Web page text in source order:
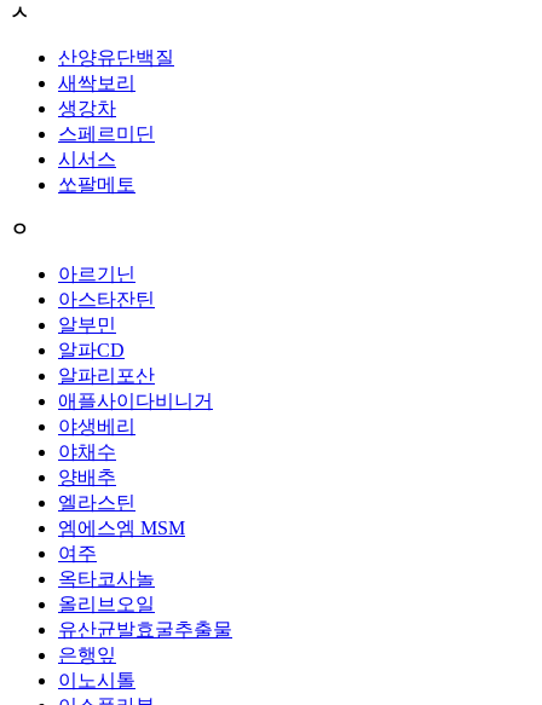
ㅅ
산양유단백질
새싹보리
생강차
스페르미딘
시서스
쏘팔메토
ㅇ
아르기닌
아스타잔틴
알부민
알파CD
알파리포산
애플사이다비니거
야생베리
야채수
양배추
엘라스틴
엠에스엠 MSM
여주
옥타코사놀
올리브오일
유산균발효굴추출물
은행잎
이노시톨